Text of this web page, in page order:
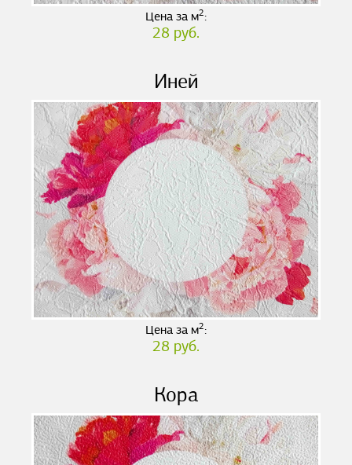
Цена за м2:
28 руб.
Иней
Цена за м2:
28 руб.
Кора